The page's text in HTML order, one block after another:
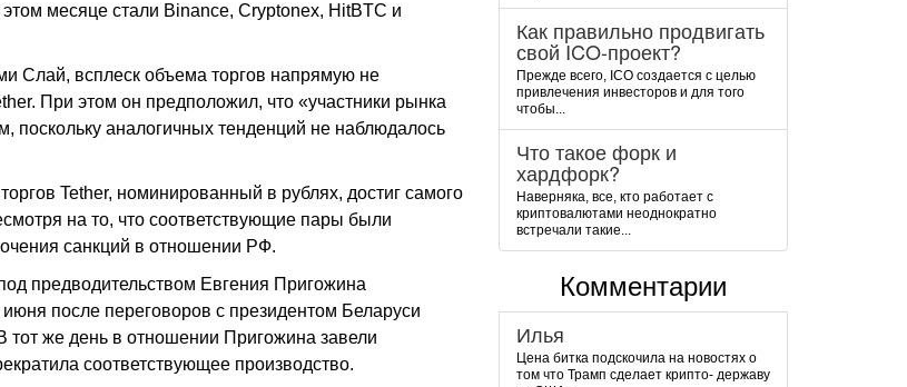
месяце стали Binance, Cryptonex, HitBTC и
Слай, всплеск объема торгов напрямую не
При этом он предположил, что «участники рынка
поскольку аналогичных тенденций не наблюдалось
Tether, номинированный в рублях, достиг самого
на то, что соответствующие пары были
санкций в отношении РФ.
предводительством Евгения Пригожина
после переговоров с президентом Беларуси
же день в отношении Пригожина завели
соответствующее производство.
Как правильно продвигать
свой ICO-проект?
Прежде всего, ICO создается с целью
привлечения инвесторов и для того
чтобы...
Что такое форк и
хардфорк?
Наверняка, все, кто работает с
криптовалютами неоднократно
встречали такие...
Комментарии
Илья
Цена битка подскочила на новостях о
том что Трамп сделает крипто- державу